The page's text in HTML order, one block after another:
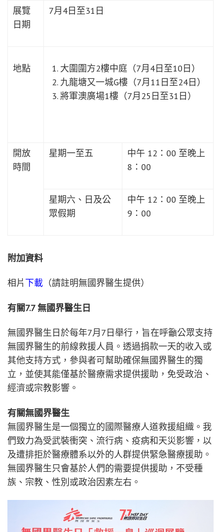
展覽
日期
7月4日至31日
地點
大圍圍方2樓中庭（7月4日至10日）
九龍塘又一城G樓（7月11日至24日）
將軍澳廣場1樓（7月25日至31日）
開放
時間
星期一至五
中午 12：00 至晚上
8：00
星期六、日及公
眾假期
中午 12：00 至晚上
9：00
附加資料
相片 下載 （請註明無國界醫生提供）
有關7.7 無國界醫生日
無國界醫生日於每年7月7日舉行，旨在呼籲公眾支持
無國界醫生的前線救援人員。透過捐款一天的收入或
其他支持方式，參與者可幫助確保無國界醫生的獨
立，並使其能僅基於醫療需求提供援助，免受政治、
經濟或宗教影響。
有關無國界醫生
無國界醫生是一個獨立的國際醫療人道救援組織。我
們致力為受武裝衝突、流行病、疫病和天災影響，以
及遭排拒於醫療體系以外的人群提供緊急醫療援助。
無國界醫生只會基於人們的需要提供援助，不受種
族、宗教、性別或政治因素左右。